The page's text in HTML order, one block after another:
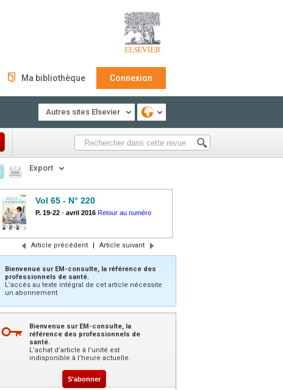
Ma bibliothèque Connexion
Autres sites Elsevier
Export
Vol 65 - N° 220
P. 19-22 - avril 2016 Retour au numéro
Article précédent | Article suivant
Bienvenue sur EM-consulte, la référence des
professionnels de santé.
L’accès au texte intégral de cet article nécessite
un abonnement.
Bienvenue sur EM-consulte, la
référence des professionnels de
santé.
L’achat d’article à l’unité est
indisponible à l’heure actuelle.
S'abonner